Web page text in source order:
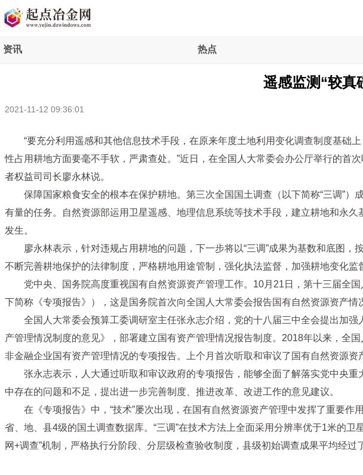
资讯 热点
遥感监测“较真
2021-11-12 09:36:01
“要充分利用遥感和其他信息技术手段，在原来年度土地利用变化调查制度基础
性占用耕地方面要毫不手软，严肃查处。”近日，在全国人大常委会办公厅举行的
者权益司司长廖永林说。
保障国家粮食安全的根本在保护耕地。第三次全国国土调查（以下简称“三调”
有量的任务。自然资源部运用卫星遥感、地理信息系统等技术手段，建立耕地和永
发生。
廖永林表示，针对违规占用耕地的问题，下一步将以“三调”成果为基数和底图
不断完善耕地保护的法律制度，严格耕地用途管制，强化执法监督，加强耕地变化监
党中央、国务院高度重视国有自然资源资产管理工作。10月21日，第十三届全
下简称《专项报告》），这是国务院首次向全国人大常委会报告国有自然资源资产情
全国人大常委会预算工委调研室主任张永志介绍，党的十八届三中全会提出加
产管理情况制度的意见》，部署建立国有资产管理情况报告制度。2018年以来，全
非金融企业国有资产管理情况的专项报告。上个月首次听取和审议了国有自然资源
张永志表示，人大通过听取和审议政府的专项报告，能够全面了解落实党中央
中存在的问题和不足，提出进一步完善制度、推进改革、改进工作的意见建议。
在《专项报告》中，“技术”屡次出现，在国有自然资源资产管理中发挥了重要作
省、地、县4级的国土调查数据库。“三调”在技术方法上全面采用分辨率优于1米的
网+调查”机制，严格执行分阶段、分层级检查验收制度，县级初始调查成果平均经过